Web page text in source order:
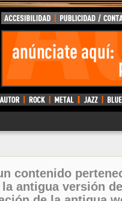
contenido
antigua versión